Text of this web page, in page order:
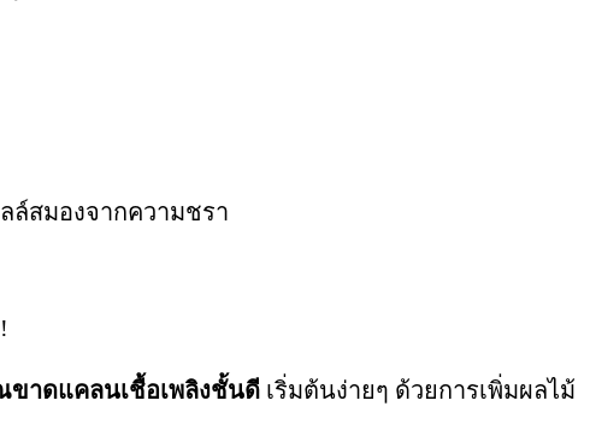
ล์สมองจากความชรา
ขาดแคลนเชื้อเพลิงชั้นดี เริ่มต้นง่ายๆ ด้วยการเพิ่มผลไม้